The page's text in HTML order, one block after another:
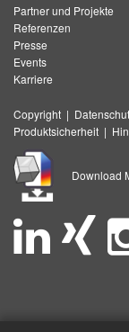
Partner und Projekte
Referenzen
Presse
Events
Karriere
Copyright |
Produktsicherheit |
Download